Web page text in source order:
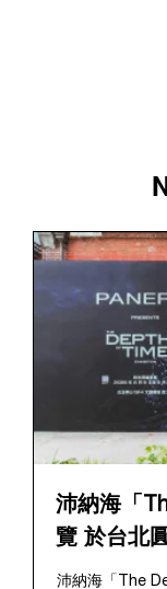
沛納海「
覽 於台北
沛納海「The